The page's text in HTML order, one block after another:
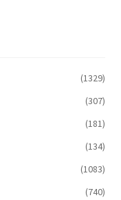
(1329)
(307)
(181)
(134)
(1083)
(740)